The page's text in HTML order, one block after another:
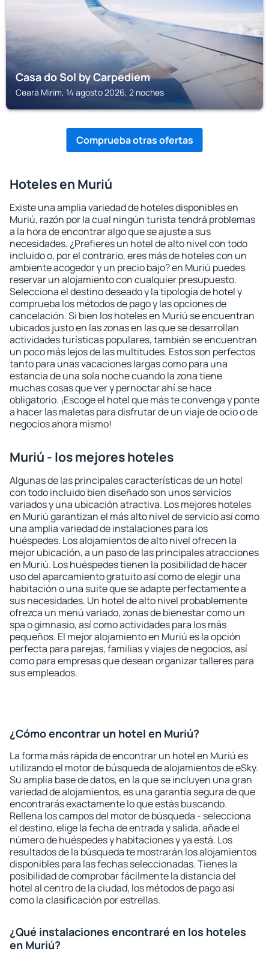
Casa do Sol by Carpediem
Ceará Mirim, 14 agosto 2026, 2 noches
Comprueba otras ofertas
Hoteles en Muriú
Existe una amplia variedad de hoteles disponibles en
Muriú, razón por la cual ningún turista tendrá problemas
a la hora de encontrar algo que se ajuste a sus
necesidades. ¿Prefieres un hotel de alto nivel con todo
incluido o, por el contrario, eres más de hoteles con un
ambiente acogedor y un precio bajo? en Muriú puedes
reservar un alojamiento con cualquier presupuesto.
Selecciona el destino deseado y la tipología de hotel y
comprueba los métodos de pago y las opciones de
cancelación. Si bien los hoteles en Muriú se encuentran
ubicados justo en las zonas en las que se desarrollan
actividades turísticas populares, también se encuentran
un poco más lejos de las multitudes. Estos son perfectos
tanto para unas vacaciones largas como para una
estancia de una sola noche cuando la zona tiene
muchas cosas que ver y pernoctar ahí se hace
obligatorio. ¡Escoge el hotel que más te convenga y ponte
a hacer las maletas para disfrutar de un viaje de ocio o de
negocios ahora mismo!
Muriú - los mejores hoteles
Algunas de las principales características de un hotel
con todo incluido bien diseñado son unos servicios
variados y una ubicación atractiva. Los mejores hoteles
en Muriú garantizan el más alto nivel de servicio así como
una amplia variedad de instalaciones para los
huéspedes. Los alojamientos de alto nivel ofrecen la
mejor ubicación, a un paso de las principales atracciones
en Muriú. Los huéspedes tienen la posibilidad de hacer
uso del aparcamiento gratuito así como de elegir una
habitación o una suite que se adapte perfectamente a
sus necesidades. Un hotel de alto nivel probablemente
ofrezca un menú variado, zonas de bienestar como un
spa o gimnasio, así como actividades para los más
pequeños. El mejor alojamiento en Muriú es la opción
perfecta para parejas, familias y viajes de negocios, así
como para empresas que desean organizar talleres para
sus empleados.
¿Cómo encontrar un hotel en Muriú?
La forma más rápida de encontrar un hotel en Muriú es
utilizando el motor de búsqueda de alojamientos de eSky.
Su amplia base de datos, en la que se incluyen una gran
variedad de alojamientos, es una garantía segura de que
encontrarás exactamente lo que estás buscando.
Rellena los campos del motor de búsqueda - selecciona
el destino, elige la fecha de entrada y salida, añade el
número de huéspedes y habitaciones y ya está. Los
resultados de la búsqueda te mostrarán los alojamientos
disponibles para las fechas seleccionadas. Tienes la
posibilidad de comprobar fácilmente la distancia del
hotel al centro de la ciudad, los métodos de pago así
como la clasificación por estrellas.
¿Qué instalaciones encontraré en los hoteles
en Muriú?